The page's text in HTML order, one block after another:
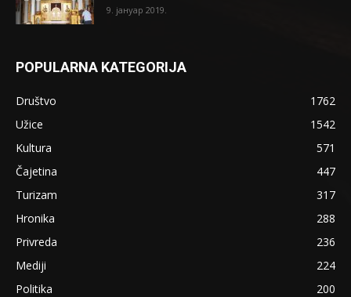
9. јануар 2019.
POPULARNA KATEGORIJA
Društvo
1762
Užice
1542
Kultura
571
Čajetina
447
Turizam
317
Hronika
288
Privreda
236
Mediji
224
Politika
200